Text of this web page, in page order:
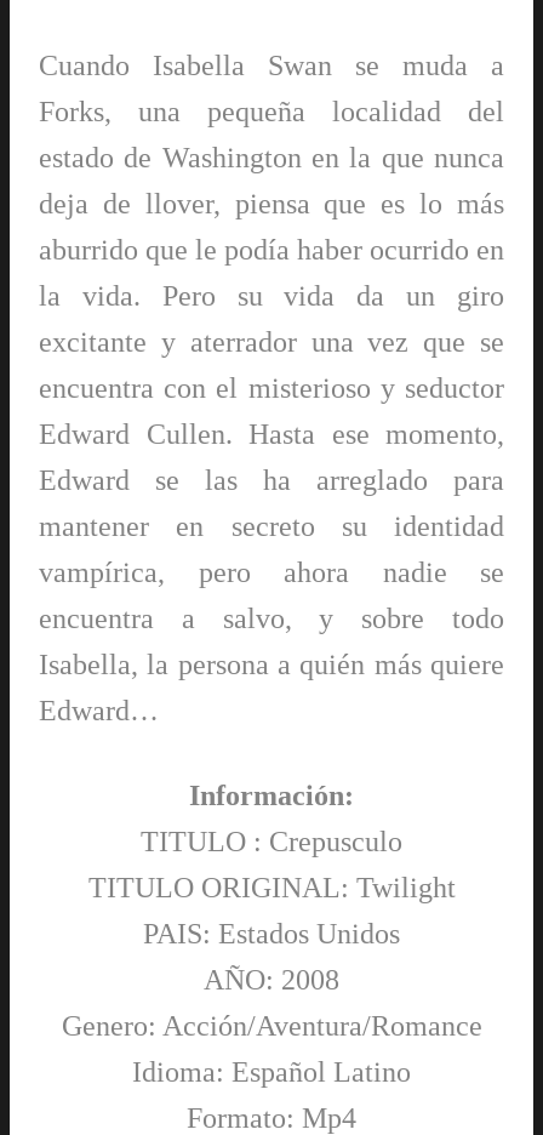
Cuando Isabella Swan se muda a
Forks, una pequeña localidad del
estado de Washington en la que nunca
deja de llover, piensa que es lo más
aburrido que le podía haber ocurrido en
la vida. Pero su vida da un giro
excitante y aterrador una vez que se
encuentra con el misterioso y seductor
Edward Cullen. Hasta ese momento,
Edward se las ha arreglado para
mantener en secreto su identidad
vampírica, pero ahora nadie se
encuentra a salvo, y sobre todo
Isabella, la persona a quién más quiere
Edward…
Información:
TITULO : Crepusculo
TITULO ORIGINAL: Twilight
PAIS: Estados Unidos
AÑO: 2008
Genero: Acción/Aventura/Romance
Idioma: Español Latino
Formato: Mp4